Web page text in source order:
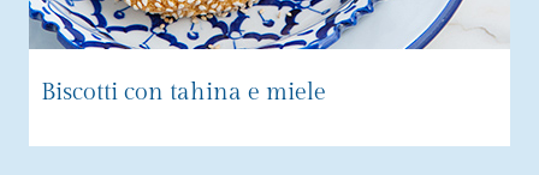
Biscotti con tahina e miele